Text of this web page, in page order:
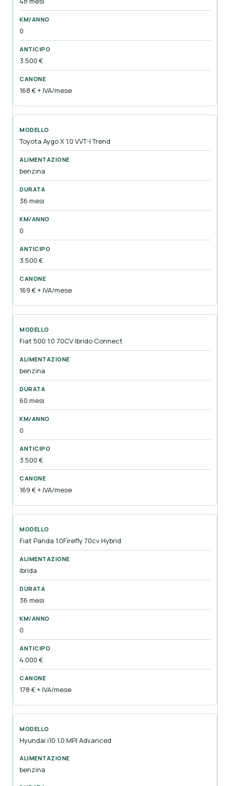
0
3.500 €
168 € + IVA/mese
Toyota Aygo X 1.0 VVT-I Trend
benzina
36 mesi
0
3.500 €
169 € + IVA/mese
Fiat 500 1.0 70CV Ibrido Connect
benzina
60 mesi
0
3.500 €
169 € + IVA/mese
Fiat Panda 1.0Firefly 70cv Hybrid
ibrida
36 mesi
0
4.000 €
178 € + IVA/mese
Hyundai i10 1.0 MPI Advanced
benzina